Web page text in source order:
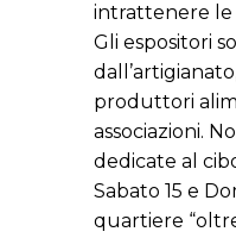
intrattenere le
Gli espositori
produttori
associazioni.
dedicate al
Sabato 15 e
quartiere